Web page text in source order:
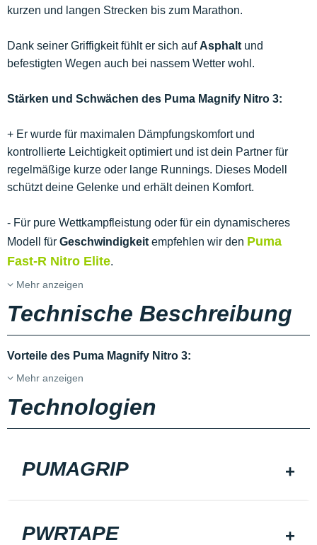
kurzen und langen Strecken bis zum Marathon.
Dank seiner Griffigkeit fühlt er sich auf Asphalt und
befestigten Wegen auch bei nassem Wetter wohl.
Stärken und Schwächen des Puma Magnify Nitro 3:
+ Er wurde für maximalen Dämpfungskomfort und
kontrollierte Leichtigkeit optimiert und ist dein Partner für
regelmäßige kurze oder lange Runnings. Dieses Modell
schützt deine Gelenke und erhält deinen Komfort.
- Für pure Wettkampfleistung oder für ein dynamischeres
Modell für Geschwindigkeit empfehlen wir den Puma
Fast-R Nitro Elite.
Mehr anzeigen
Technische Beschreibung
Vorteile des Puma Magnify Nitro 3:
Mehr anzeigen
Technologien
PUMAGRIP
PWRTAPE